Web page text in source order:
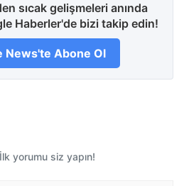
sıcak gelişmeleri anında
Haberler'de bizi takip edin!
News'te Abone Ol
yorumu siz yapın!